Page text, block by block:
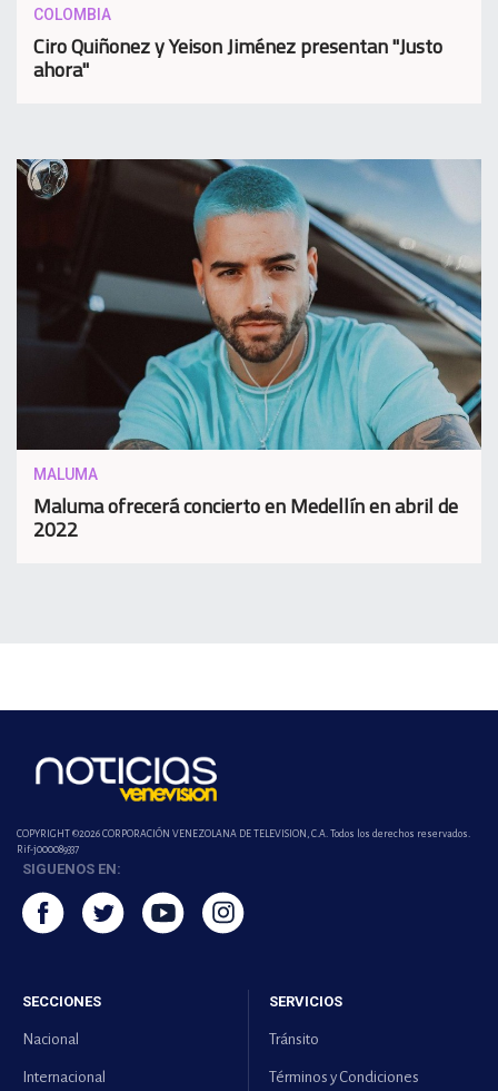
COLOMBIA
Ciro Quiñonez y Yeison Jiménez presentan "Justo
ahora"
MALUMA
Maluma ofrecerá concierto en Medellín en abril de
2022
COPYRIGHT ©2026 CORPORACIÓN VENEZOLANA DE TELEVISION, C.A. Todos los derechos reservados.
Rif-j000089337
SIGUENOS EN:
SECCIONES
Nacional
Internacional
SERVICIOS
Tránsito
Términos y Condiciones